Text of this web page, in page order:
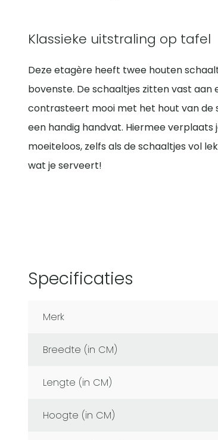
Klassieke uitstraling op tafel
Deze etagère heeft twee houten
bovenste. De schaaltjes zitten vast
contrasteert mooi met het hout van de
een handig handvat. Hiermee
moeiteloos, zelfs als de schaaltjes vol
wat je serveert!
Specificaties
Merk
Breedte (in CM)
Lengte (in CM)
Hoogte (in CM)